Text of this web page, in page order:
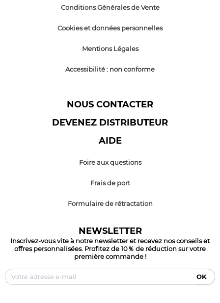
Conditions Générales de Vente
Cookies et données personnelles
Mentions Légales
Accessibilité : non conforme
NOUS CONTACTER
DEVENEZ DISTRIBUTEUR
AIDE
Foire aux questions
Frais de port
Formulaire de rétractation
NEWSLETTER
Inscrivez-vous vite à notre newsletter et recevez nos conseils et
offres personnalisées. Profitez de 10％ de réduction sur votre
première commande !
OK